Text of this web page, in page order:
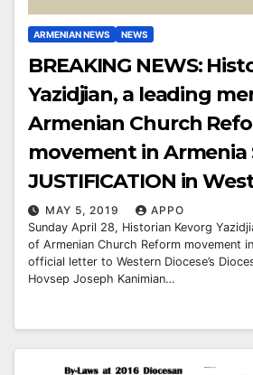
ARMENIAN NEWS NEWS
BREAKING NEWS:
Yazidjian, a leading
Armenian Church
movement in Armenia
JUSTIFICATION in
Diocese’s Diocesan
Chairman Joseph
failure in taking action
servants at Western
MAY 5, 2019
APPO
Sunday April 28, Historian Kevorg
of Armenian Church Reform movement
official letter to Western Diocese’s
Hovsep Joseph Kanimian…